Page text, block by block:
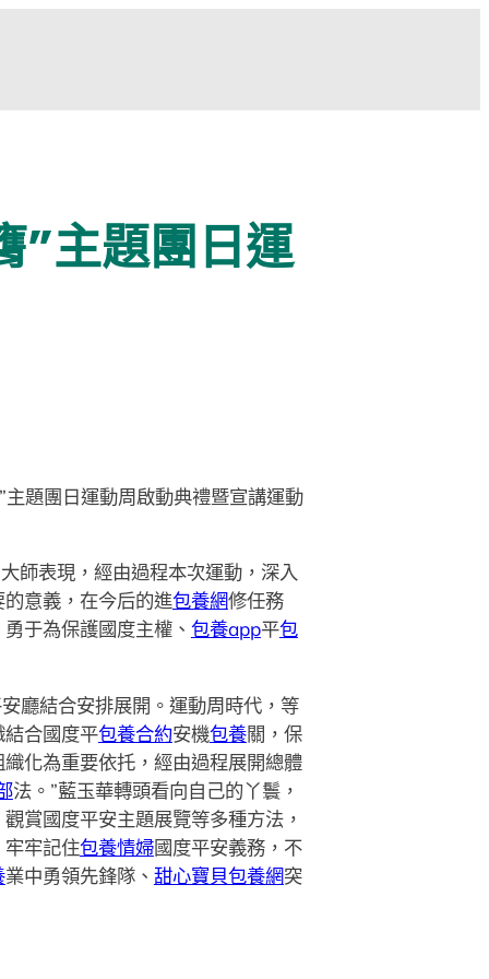
”主題團日運
主題團日運動周啟動典禮暨宣講運動
師表現，經由過程本次運動，深入
意義，在今后的進包養網修任務
于為保護國度主權、 包養app平包
廳結合安排展開。運動周時代，等
合國度平包養合約安機包養關，保
化為重要依托，經由過程展開總體
法。”藍玉華轉頭看向自己的丫鬟，
賞國度平安主題展覽等多種方法，
牢牢記住包養情婦國度平安義務，不
業中勇領先鋒隊、 甜心寶貝包養網突